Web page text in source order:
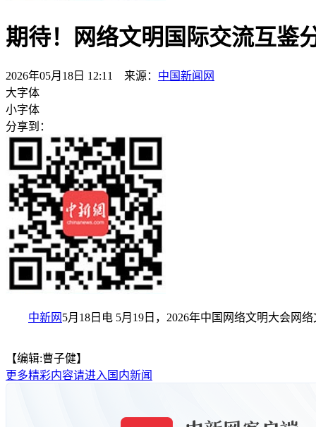
期待！网络文明国际交流互鉴
2026年05月18日 12:11 来源： 中国新闻网
大字体
小字体
分享到：
中新网 5月18日电 5月19日，2026年中国网络文明大会网
【编辑:曹子健】
更多精彩内容请进入国内新闻